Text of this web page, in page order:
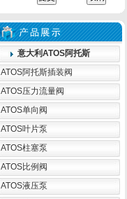
意大利ATOS阿托斯
ATOS阿托斯插装阀
ATOS压力流量阀
ATOS单向阀
ATOS叶片泵
ATOS柱塞泵
ATOS比例阀
ATOS液压泵